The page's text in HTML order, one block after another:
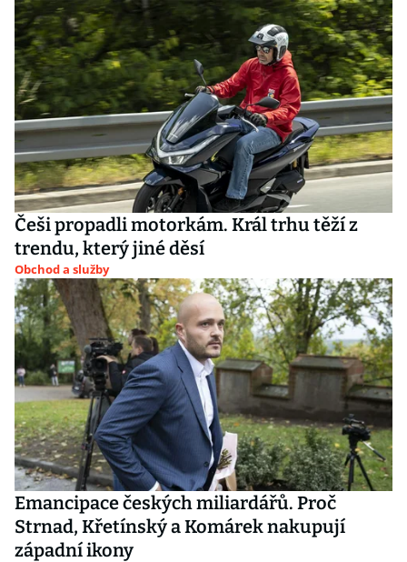
Češi propadli motorkám. Král trhu těží z
trendu, který jiné děsí
Obchod a služby
Emancipace českých miliardářů. Proč
Strnad, Křetínský a Komárek nakupují
západní ikony